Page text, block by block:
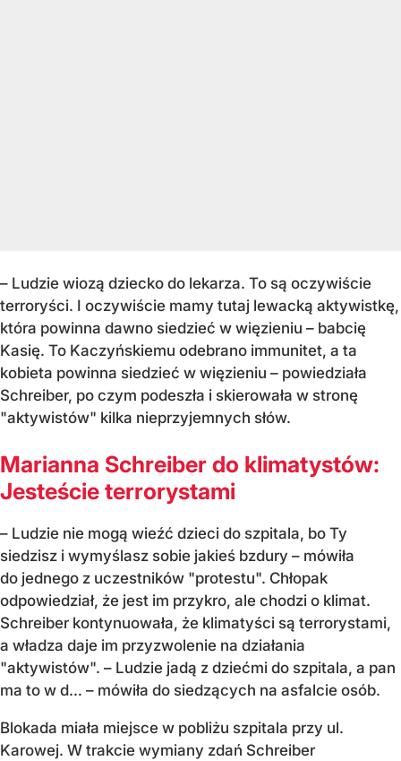
– Ludzie wiozą dziecko do lekarza. To są oczywiście
terroryści. I oczywiście mamy tutaj lewacką aktywistkę,
która powinna dawno siedzieć w więzieniu – babcię
Kasię. To Kaczyńskiemu odebrano immunitet, a ta
kobieta powinna siedzieć w więzieniu – powiedziała
Schreiber, po czym podeszła i skierowała w stronę
"aktywistów" kilka nieprzyjemnych słów.
Marianna Schreiber do klimatystów:
Jesteście terrorystami
– Ludzie nie mogą wieźć dzieci do szpitala, bo Ty
siedzisz i wymyślasz sobie jakieś bzdury – mówiła
do jednego z uczestników "protestu". Chłopak
odpowiedział, że jest im przykro, ale chodzi o klimat.
Schreiber kontynuowała, że klimatyści są terrorystami,
a władza daje im przyzwolenie na działania
"aktywistów". – Ludzie jadą z dziećmi do szpitala, a pan
ma to w d… – mówiła do siedzących na asfalcie osób.
Blokada miała miejsce w pobliżu szpitala przy ul.
Karowej. W trakcie wymiany zdań Schreiber